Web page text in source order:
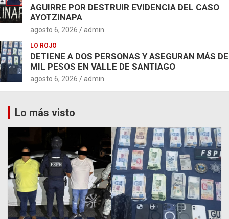
AGUIRRE POR DESTRUIR EVIDENCIA DEL CASO
AYOTZINAPA
agosto 6, 2026 admin
LO ROJO
DETIENE A DOS PERSONAS Y ASEGURAN MÁS
MIL PESOS EN VALLE DE SANTIAGO
agosto 6, 2026 admin
Lo más visto